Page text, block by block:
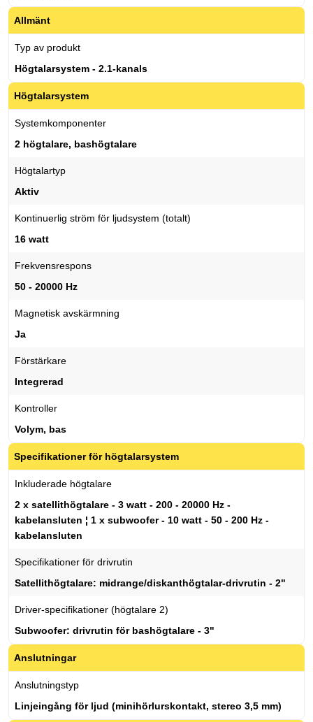
Allmänt
Typ av produkt
Högtalarsystem - 2.1-kanals
Högtalarsystem
Systemkomponenter
2 högtalare, bashögtalare
Högtalartyp
Aktiv
Kontinuerlig ström för ljudsystem (totalt)
16 watt
Frekvensrespons
50 - 20000 Hz
Magnetisk avskärmning
Ja
Förstärkare
Integrerad
Kontroller
Volym, bas
Specifikationer för högtalarsystem
Inkluderade högtalare
2 x satellithögtalare - 3 watt - 200 - 20000 Hz -
kabelansluten ¦ 1 x subwoofer - 10 watt - 50 - 200 Hz -
kabelansluten
Specifikationer för drivrutin
Satellithögtalare: midrange/diskanthögtalar-drivrutin - 2"
Driver-specifikationer (högtalare 2)
Subwoofer: drivrutin för bashögtalare - 3"
Anslutningar
Anslutningstyp
Linjeingång för ljud (minihörlurskontakt, stereo 3,5 mm)